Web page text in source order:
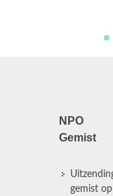
NPO
Gemist
gemist op